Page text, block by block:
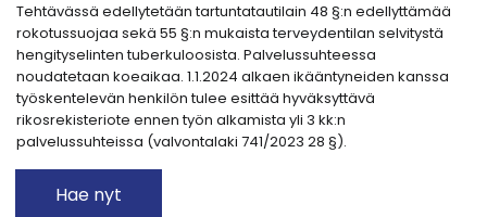
Tehtävässä edellytetään tartuntatautilain 48 §:n edellyttämää
rokotussuojaa sekä 55 §:n mukaista terveydentilan selvitystä
hengityselinten tuberkuloosista. Palvelussuhteessa
noudatetaan koeaikaa. 1.1.2024 alkaen ikääntyneiden kanssa
työskentelevän henkilön tulee esittää hyväksyttävä
rikosrekisteriote ennen työn alkamista yli 3 kk:n
palvelussuhteissa (valvontalaki 741/2023 28 §).
Hae nyt